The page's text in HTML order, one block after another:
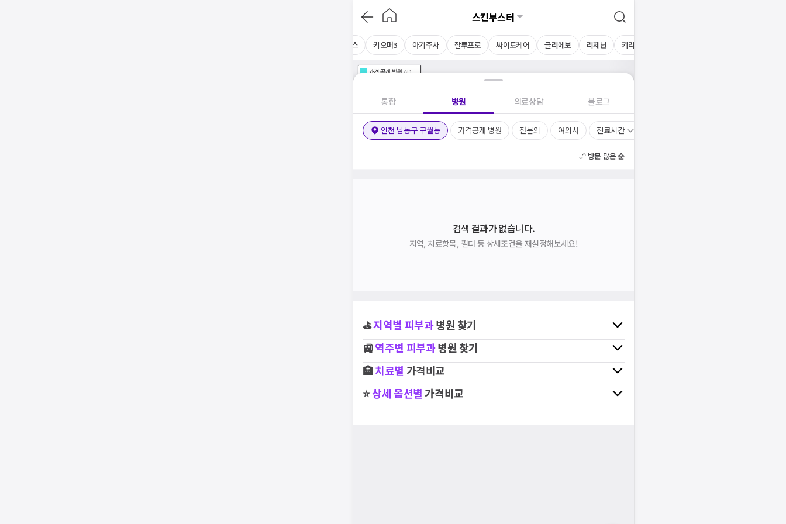
스킨부스터
NDA플러스 키오머3 아기주사 잘루프로 싸이토케어 글리에보 리제닌 키리엘
가격공개 병원AD
통합 병원 의료상담 블로그
인천 남동구 구월동 가격공개 병원 전문의 여의사 진료시간
방문 많은 순
검색 결과가 없습니다.
지역, 치료항목, 필터 등 상세조건을 재설정해보세요!
⛳지역별 피부과병원 찾기
🚉역주변 피부과병원 찾기
🏥치료별 가격비교
⭐상세 옵션별가격비교